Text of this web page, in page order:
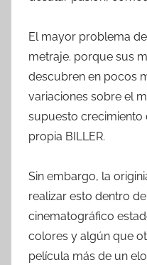
El mayor problema
metraje. porque sus
descubren en pocos
variaciones sobre el
supuesto crecimiento
propia BILLER.
Sin embargo, la
realizar esto dentro
cinematográfico
colores y algún que
película más de un